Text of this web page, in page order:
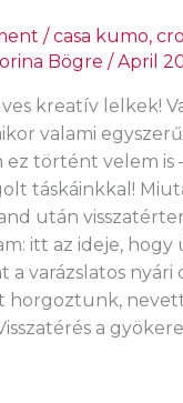
/casa kumo,
Bögre /April
kreatív lelkek!
valami
ez történt velem is
táskáinkkal!
után
itt az ideje, hogy
a varázslatos
horgoztunk,
a